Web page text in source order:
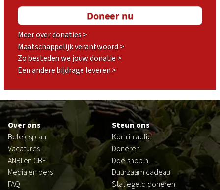
Meer over donaties >
Maatschappelijk verantwoord >
Zo besteden we jouw donatie >
Een andere bijdrage leveren >
Footer
Over ons
Beleidsplan
Vacatures
ANBI en CBF
Media en pers
FAQ
Steun ons
Kom in actie
Doneren
Doelshop.nl
Duurzaam cadeau
Statiegeld doneren